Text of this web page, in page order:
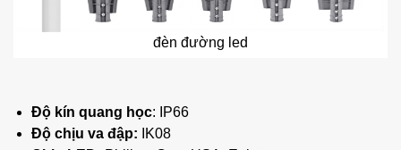
đèn đường led
Độ kín quang học: IP66
Độ chịu va đập: IK08